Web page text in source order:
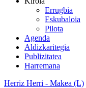
Errugbia
Eskubaloia
Pilota
Agenda
Aldizkaritegia
Publizitatea
Harremana
Herriz Herri - Makea (L)